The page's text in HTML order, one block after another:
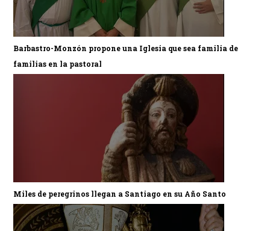
Barbastro-Monzón propone una Iglesia que sea familia de
familias en la pastoral
Miles de peregrinos llegan a Santiago en su Año Santo